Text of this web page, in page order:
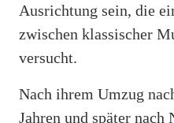
Ausrichtung sein, die
zwischen klassischer
versucht.
Nach ihrem Umzug
Jahren und später nach